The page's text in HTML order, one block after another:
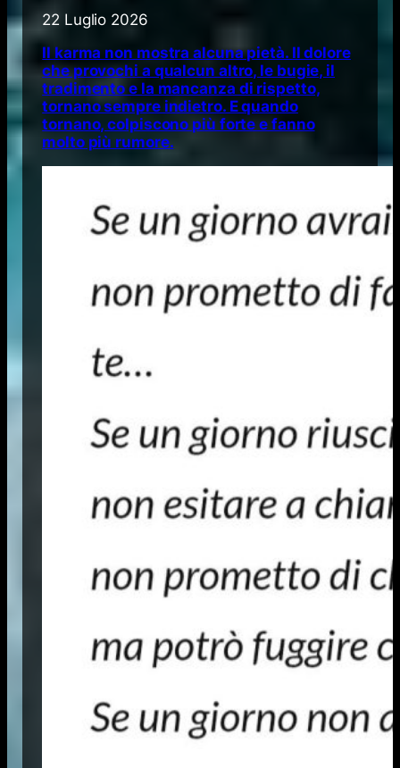
22 Luglio 2026
Il karma non mostra alcuna pietà. Il dolore
che provochi a qualcun altro, le bugie, il
tradimento e la mancanza di rispetto,
tornano sempre indietro. E quando
tornano, colpiscono più forte e fanno
molto più rumore.